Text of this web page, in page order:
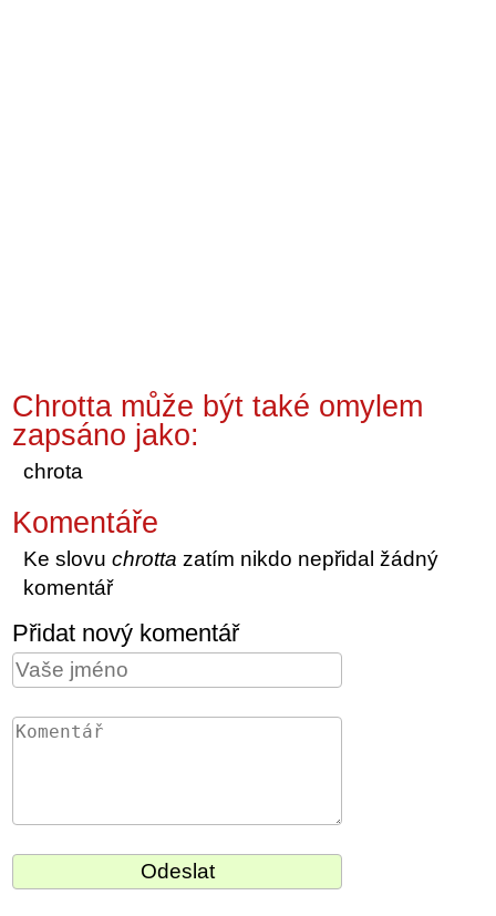
Chrotta může být také omylem
zapsáno jako:
chrota
Komentáře
Ke slovuchrotta zatím nikdo nepřidal žádný
komentář
Přidat nový komentář